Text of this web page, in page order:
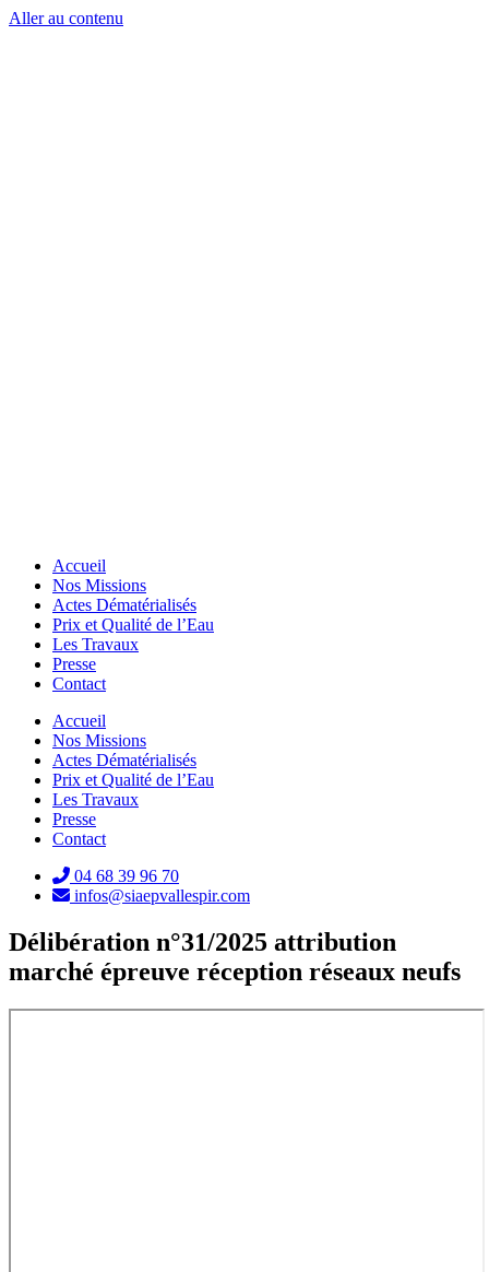
Aller au contenu
Accueil
Nos Missions
Actes Dématérialisés
Prix et Qualité de l’Eau
Les Travaux
Presse
Contact
Accueil
Nos Missions
Actes Dématérialisés
Prix et Qualité de l’Eau
Les Travaux
Presse
Contact
04 68 39 96 70
infos@siaepvallespir.com
Délibération n°31/2025 attribution
marché épreuve réception réseaux neufs